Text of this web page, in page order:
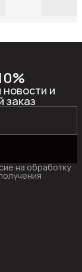
и
заказ
на обработку